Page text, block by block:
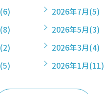
(6) 2026年7月(5)
(8) 2026年5月(3)
(2) 2026年3月(4)
(5) 2026年1月(11)